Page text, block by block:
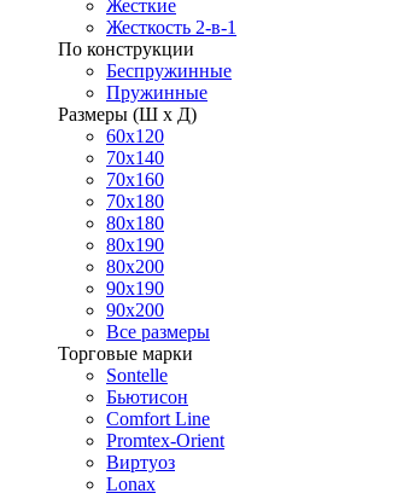
Жесткие
Жесткость 2-в-1
По конструкции
Беспружинные
Пружинные
Размеры (Ш х Д)
60х120
70х140
70х160
70х180
80х180
80х190
80х200
90х190
90х200
Все размеры
Торговые марки
Sontelle
Бьютисон
Comfort Line
Promtex-Orient
Виртуоз
Lonax